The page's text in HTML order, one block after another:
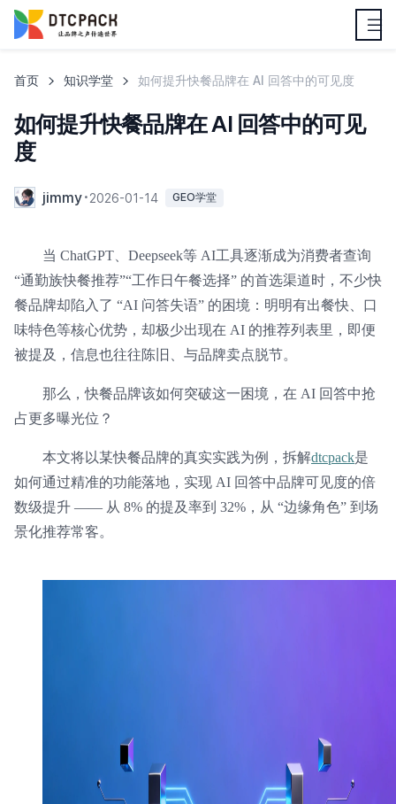
首页 知识学堂 如何提升快餐品牌在 AI 回答中的可见度
如何提升快餐品牌在 AI 回答中的可见
度
jimmy 2026-01-14 GEO学堂
当 ChatGPT、Deepseek等 AI工具逐渐成为消费者查询
“通勤族快餐推荐”“工作日午餐选择” 的首选渠道时，不少快
餐品牌却陷入了 “AI 问答失语” 的困境：明明有出餐快、口
味特色等核心优势，却极少出现在 AI 的推荐列表里，即便
被提及，信息也往往陈旧、与品牌卖点脱节。
那么，快餐品牌该如何突破这一困境，在 AI 回答中抢
占更多曝光位？
本文将以某快餐品牌的真实实践为例，拆解dtcpack是
如何通过精准的功能落地，实现 AI 回答中品牌可见度的倍
数级提升 —— 从 8% 的提及率到 32%，从 “边缘角色” 到场
景化推荐常客。